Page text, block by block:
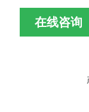
在线咨询